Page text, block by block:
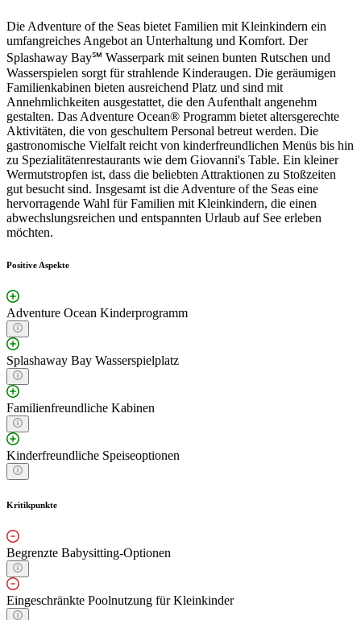
Die Adventure of the Seas bietet Familien mit Kleinkindern ein
umfangreiches Angebot an Unterhaltung und Komfort. Der
Splashaway Bay℠ Wasserpark mit seinen bunten Rutschen und
Wasserspielen sorgt für strahlende Kinderaugen. Die geräumigen
Familienkabinen bieten ausreichend Platz und sind mit
Annehmlichkeiten ausgestattet, die den Aufenthalt angenehm
gestalten. Das Adventure Ocean® Programm bietet altersgerechte
Aktivitäten, die von geschultem Personal betreut werden. Die
gastronomische Vielfalt reicht von kinderfreundlichen Menüs bis hin
zu Spezialitätenrestaurants wie dem Giovanni's Table. Ein kleiner
Wermutstropfen ist, dass die beliebten Attraktionen zu Stoßzeiten
gut besucht sind. Insgesamt ist die Adventure of the Seas eine
hervorragende Wahl für Familien mit Kleinkindern, die einen
abwechslungsreichen und entspannten Urlaub auf See erleben
möchten.
Positive Aspekte
Adventure Ocean Kinderprogramm
Splashaway Bay Wasserspielplatz
Familienfreundliche Kabinen
Kinderfreundliche Speiseoptionen
Kritikpunkte
Begrenzte Babysitting-Optionen
Eingeschränkte Poolnutzung für Kleinkinder